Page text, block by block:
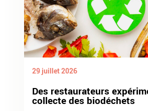
29 juillet 2026
Des restaurateurs
collecte des biodéchets